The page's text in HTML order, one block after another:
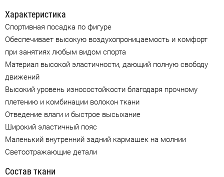
Характеристика
Спортивная посадка по фигуре
Обеспечивает высокую воздухопроницаемость и комфорт
при занятиях любым видом спорта
Материал высокой эластичности, дающий полную свободу
движений
Высокий уровень износостойкости благодаря прочному
плетению и комбинации волокон ткани
Отведение влаги и быстрое высыхание
Широкий эластичный пояс
Маленький внутренний задний кармашек на молнии
Светоотражающие детали
Состав ткани